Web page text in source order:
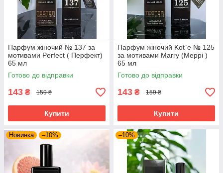
Парфум жіночий № 137 за
мотивами Perfect ( Перфект)
65 мл
Готово до відправки
143 ₴ 159 ₴
Купити
Парфум жіночий Kot`e № 125
за мотивами Marry (Меррі )
65 мл
Готово до відправки
143 ₴ 159 ₴
Купити
Новинка –10% –10%